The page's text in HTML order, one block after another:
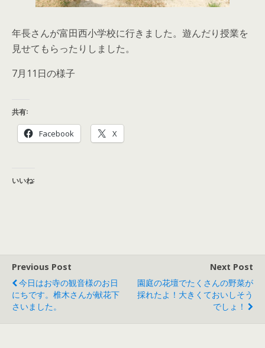
年長さんが富田西小学校に行きました。遊んだり授業を
見せてもらったりしました。
7月11日の様子
共有:
Facebook X
いいね:
Previous Post
今日はお寺の観音様のお日
にちです。椎木さんが献花下
さいました。
Next Post
園庭の花壇でたくさんの野菜が
採れたよ！大きくておいしそう
でしょ！